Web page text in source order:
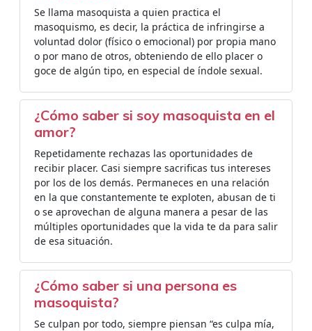
Se llama masoquista a quien practica el
masoquismo, es decir, la práctica de infringirse a
voluntad dolor (físico o emocional) por propia mano
o por mano de otros, obteniendo de ello placer o
goce de algún tipo, en especial de índole sexual.
¿Cómo saber si soy masoquista en el
amor?
Repetidamente rechazas las oportunidades de
recibir placer. Casi siempre sacrificas tus intereses
por los de los demás. Permaneces en una relación
en la que constantemente te exploten, abusan de ti
o se aprovechan de alguna manera a pesar de las
múltiples oportunidades que la vida te da para salir
de esa situación.
¿Cómo saber si una persona es
masoquista?
Se culpan por todo, siempre piensan “es culpa mía,